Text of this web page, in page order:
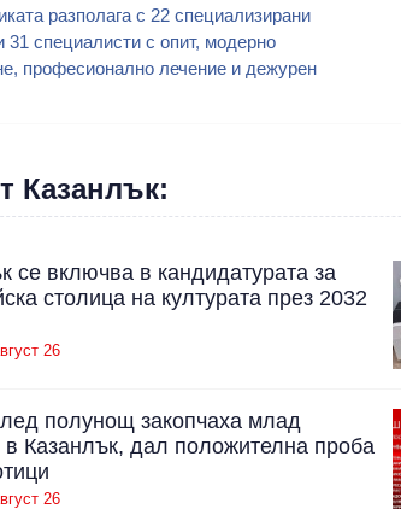
разполага с 22 специализирани
31 специалисти с опит, модерно
професионално лечение и дежурен
Казанлък:
се включва в кандидатурата за
столица на културата през 2032
26
полунощ закопчаха млад
Казанлък, дал положителна проба
26